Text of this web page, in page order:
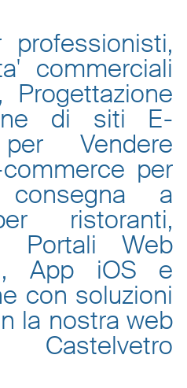
commerciali
Progettazione
di siti E-
Vendere
per
a
ristoranti,
Portali Web
App iOS e
con soluzioni
la nostra web